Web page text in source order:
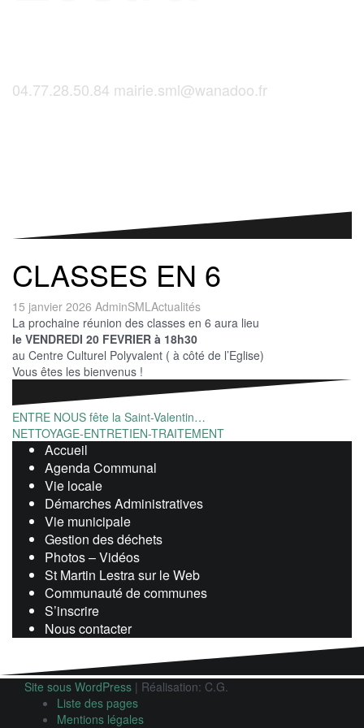
04.77.28.50.84 mairie.sml@wanadoo.fr
CLASSES EN 6
15 janvier 2026 AdminSML Actualités
La prochaine réunion des classes en 6 aura lieu
le VENDREDI 20 FEVRIER à 18h30
au Centre Culturel Polyvalent ( à côté de l’Eglise)
Vous êtes les bienvenus !
Navigation
de
l’article
ENTRE NOUS fête la Saint-Valentin…
NETTOYAGE-ENTRETIEN-TRAITEMENT
Accueil
Agenda Communal
Vie locale
Démarches Administratives
Vie municipale
Gestion des déchets
Photos – Vidéos
St Martin Lestra sur le Web
Communauté de communes
S’inscrire
Nous contacter
Site sous WordPress | Réalisation: C.G.
Liste des pages
Mentions légales